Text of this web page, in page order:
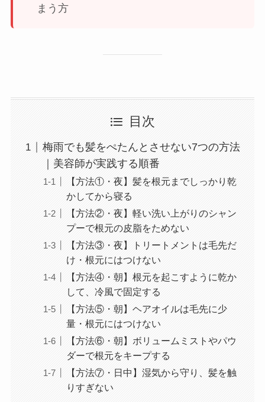
まう方
目次
梅雨でも髪をぺたんとさせない7つの方法
｜美容師が実践する順番
【方法①・夜】髪を根元までしっかり乾
かしてから寝る
【方法②・夜】軽い洗い上がりのシャン
プーで根元の皮脂をためない
【方法③・夜】トリートメントは毛先だ
け・根元にはつけない
【方法④・朝】根元を起こすように乾か
して、冷風で固定する
【方法⑤・朝】ヘアオイルは毛先に少
量・根元にはつけない
【方法⑥・朝】ボリュームミストやパウ
ダーで根元をキープする
【方法⑦・日中】湿気から守り、髪を触
りすぎない